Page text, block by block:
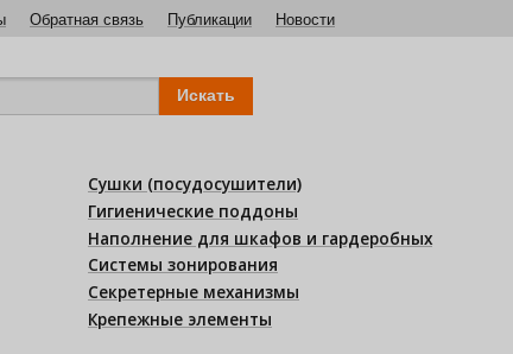
Обратная связь Публикации Новости
Сушки (посудосушители)
Гигиенические поддоны
Наполнение для шкафов и гардеробных
Системы зонирования
Секретерные механизмы
Крепежные элементы